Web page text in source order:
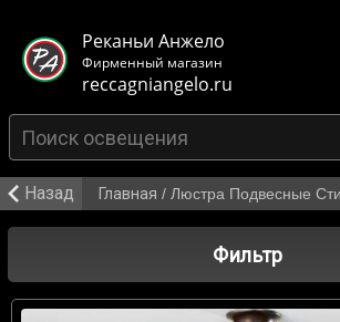
Реканьи Анжело
Фирменный магазин
reccagniangelo.ru
Назад Главная / Люстра Подвесные Стиль
Фильтр